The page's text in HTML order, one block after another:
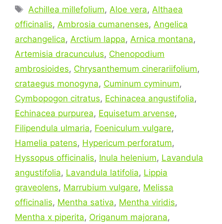
Étiquettes
Achillea millefolium, Aloe vera, Althaea
officinalis, Ambrosia cumanenses, Angelica
archangelica, Arctium lappa, Arnica montana,
Artemisia dracunculus, Chenopodium
ambrosioides, Chrysanthemum cinerariifolium,
crataegus monogyna, Cuminum cyminum,
Cymbopogon citratus, Echinacea angustifolia,
Echinacea purpurea, Equisetum arvense,
Filipendula ulmaria, Foeniculum vulgare,
Hamelia patens, Hypericum perforatum,
Hyssopus officinalis, Inula helenium, Lavandula
angustifolia, Lavandula latifolia, Lippia
graveolens, Marrubium vulgare, Melissa
officinalis, Mentha sativa, Mentha viridis,
Mentha x piperita, Origanum majorana,